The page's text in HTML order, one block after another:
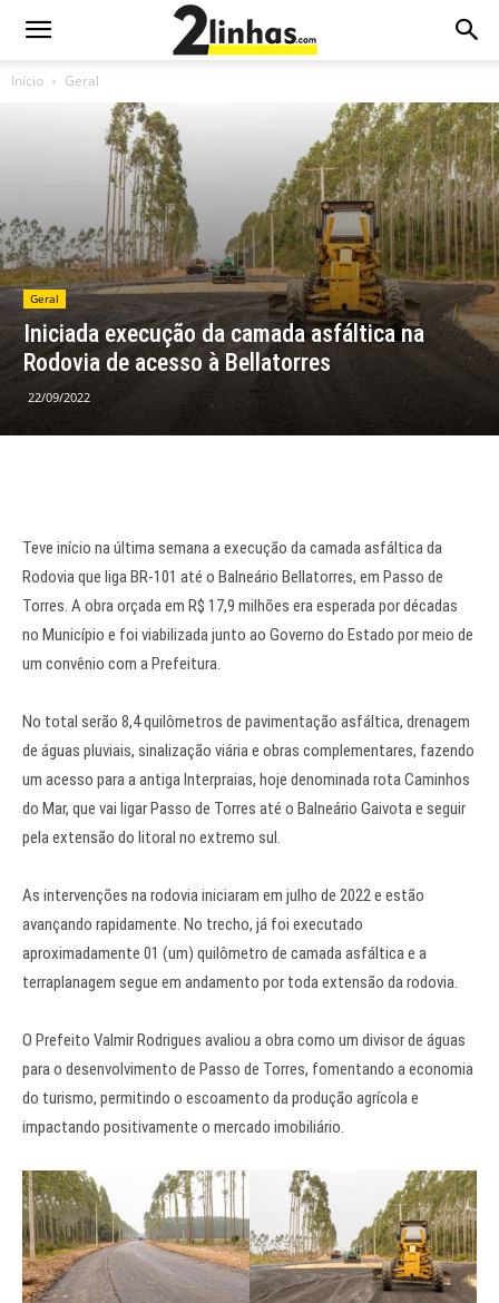
Início Geral
Geral
Iniciada execução da camada asfáltica na
Rodovia de acesso à Bellatorres
22/09/2022
Teve início na última semana a execução da camada asfáltica da
Rodovia que liga BR-101 até o Balneário Bellatorres, em Passo de
Torres. A obra orçada em R$ 17,9 milhões era esperada por décadas
no Município e foi viabilizada junto ao Governo do Estado por meio de
um convênio com a Prefeitura.
No total serão 8,4 quilômetros de pavimentação asfáltica, drenagem
de águas pluviais, sinalização viária e obras complementares, fazendo
um acesso para a antiga Interpraias, hoje denominada rota Caminhos
do Mar, que vai ligar Passo de Torres até o Balneário Gaivota e seguir
pela extensão do litoral no extremo sul.
As intervenções na rodovia iniciaram em julho de 2022 e estão
avançando rapidamente. No trecho, já foi executado
aproximadamente 01 (um) quilômetro de camada asfáltica e a
terraplanagem segue em andamento por toda extensão da rodovia.
O Prefeito Valmir Rodrigues avaliou a obra como um divisor de águas
para o desenvolvimento de Passo de Torres, fomentando a economia
do turismo, permitindo o escoamento da produção agrícola e
impactando positivamente o mercado imobiliário.